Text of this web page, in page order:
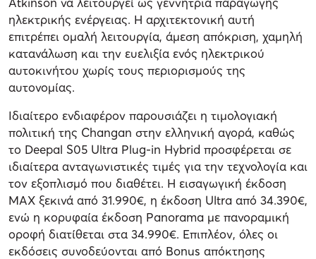
ηλεκτρικής ενέργειας. Η αρχιτεκτονική αυτή
επιτρέπει ομαλή λειτουργία, άμεση απόκριση, χαμηλή
κατανάλωση και την ευελιξία ενός ηλεκτρικού
αυτοκινήτου χωρίς τους περιορισμούς της
αυτονομίας.
Ιδιαίτερο ενδιαφέρον παρουσιάζει η τιμολογιακή
πολιτική της Changan στην ελληνική αγορά, καθώς
το Deepal S05 Ultra Plug-in Hybrid προσφέρεται σε
ιδιαίτερα ανταγωνιστικές τιμές για την τεχνολογία και
τον εξοπλισμό που διαθέτει. Η εισαγωγική έκδοση
MAX ξεκινά από 31.990€, η έκδοση Ultra από 34.390€,
ενώ η κορυφαία έκδοση Panorama με πανοραμική
οροφή διατίθεται στα 34.990€. Επιπλέον, όλες οι
εκδόσεις συνοδεύονται από Bonus απόκτησης